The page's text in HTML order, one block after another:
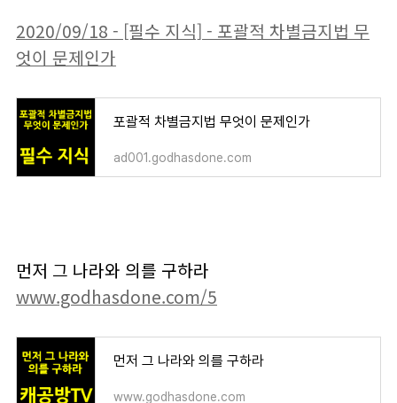
2020/09/18 - [필수 지식] - 포괄적 차별금지법 무
엇이 문제인가
포괄적 차별금지법 무엇이 문제인가
ad001.godhasdone.com
먼저 그 나라와 의를 구하라
www.godhasdone.com/5
먼저 그 나라와 의를 구하라
www.godhasdone.com